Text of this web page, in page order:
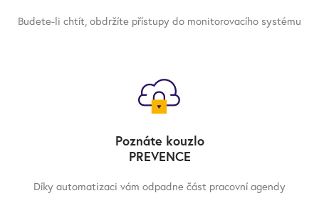
Budete-li chtít, obdržíte přístupy do monitorova­cího systému
Poznáte kouzlo
PREVENCE
Díky automatizaci vám odpadne část pracovní agendy